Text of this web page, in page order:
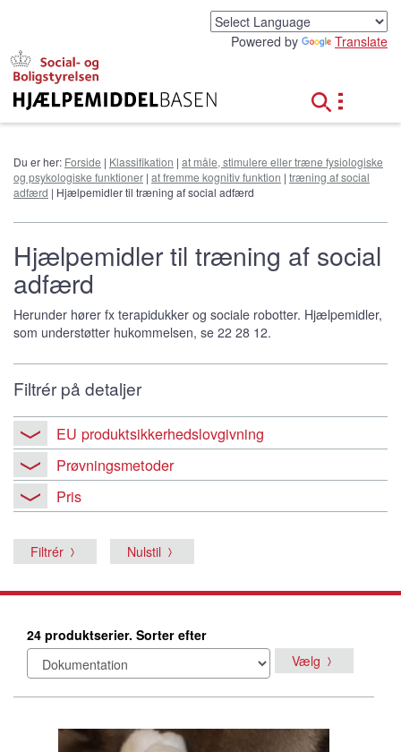
Powered by Translate
Du er her: Forside | Klassifikation | at måle, stimulere eller træne fysiologiske
og psykologiske funktioner | at fremme kognitiv funktion | træning af social
adfærd | Hjælpemidler til træning af social adfærd
Hjælpemidler til træning af social
adfærd
Herunder hører fx terapidukker og sociale robotter. Hjælpemidler,
som understøtter hukommelsen, se 22 28 12.
Filtrér på detaljer
EU produktsikkerhedslovgivning
Prøvningsmetoder
Pris
Filtrér Nulstil
24 produktserier. Sorter efter
Vælg